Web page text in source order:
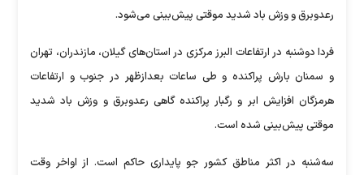
رعدوبرق و وزش باد شدید موقتی پیش‌بینی می‌شود.
فردا دوشنبه در ارتفاعات البرز مرکزی در استان‌های گیلان، مازندران، تهران
و سمنان بارش پراکنده و طی ساعات بعدازظهر در جنوب و ارتفاعات
هرمزگان افزایش ابر و رگبار پراکنده گاهی رعدوبرق و وزش باد شدید
موقتی پیش‌بینی شده است.
سه‌شنبه در اکثر مناطق کشور جو پایداری حاکم است. از اواخر وقت